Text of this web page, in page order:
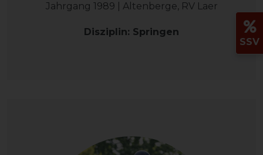
Jahrgang 1989 | Altenberge, RV Laer
Disziplin: Springen
SSV